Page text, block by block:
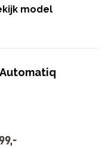
model
Automatiq
,-